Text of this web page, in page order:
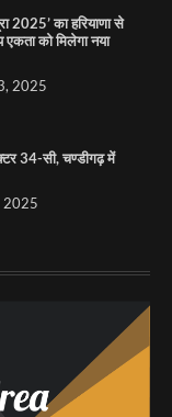
2025’ का हरियाणा से
एकता को मिलेगा नया
2025
34-सी, चण्डीगढ़ में
2025